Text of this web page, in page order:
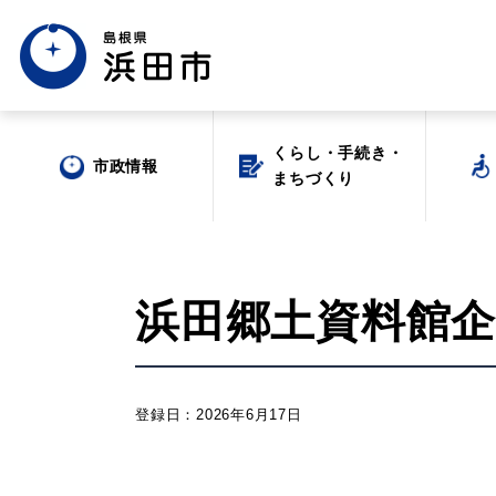
市政情報
くらし・手続き・
まちづくり
場面から探す
市政情報
くらし・手続き・
まちづくり
浜田郷土資料館
登録日：2026年6月17日